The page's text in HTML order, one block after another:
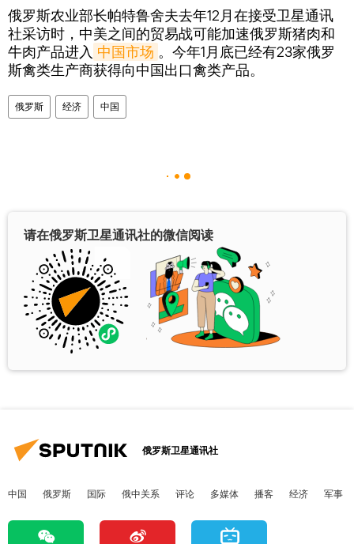
俄罗斯农业部长帕特鲁舍夫去年12月在接受卫星通讯
社采访时，中美之间的贸易战可能加速俄罗斯猪肉和
牛肉产品进入 中国市场 。今年1月底已经有23家俄罗
斯禽类生产商获得向中国出口禽类产品。
俄罗斯 经济 中国
请在俄罗斯卫星通讯社的微信阅读
俄罗斯卫星通讯社
中国 俄罗斯 国际 俄中关系 评论 多媒体 播客 经济 军事